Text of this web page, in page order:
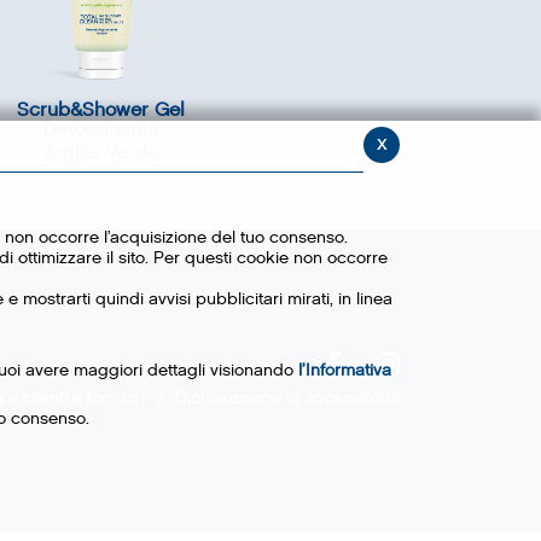
Scrub&Shower Gel
x
occorre l’acquisizione del tuo consenso.
ottimizzare il sito. Per questi cookie non occorre
mostrarti quindi avvisi pubblicitari mirati, in linea
avere maggiori dettagli visionando l’Informativa
consenso.